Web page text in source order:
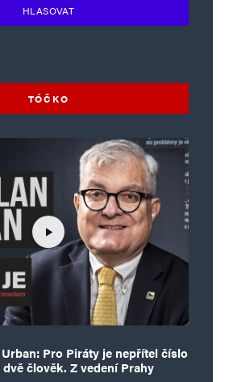
HLASOVAT
TÓČKO
Urban: Pro Piráty je nepřítel číslo
člověk. Z vedení Prahy